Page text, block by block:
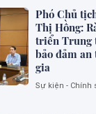
Phó Chủ
Thị Hồng:
triển Trung
bảo đảm
gia
Sự kiện - Chính